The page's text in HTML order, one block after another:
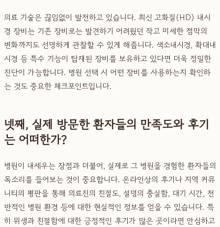
의료 기술은 끊임없이 발전하고 있습니다. 최신 고화질(HD) 내시
경 장비는 기존 장비로는 발견하기 어려웠던 작고 미세한 점막의
변화까지도 선명하게 관찰할 수 있게 해줍니다. 색소내시경, 확대내
시경 등 특수 기능이 탑재된 장비를 보유하고 있다면 더욱 정밀한
진단이 가능합니다. 병원 선택 시 어떤 장비를 사용하는지 확인하
는 것도 중요한 체크포인트입니다.
넷째, 실제 방문한 환자들의 만족도와 후기
는 어떠한가?
병원이 내세우는 장점과 더불어, 실제로 그 병원을 경험한 환자들의
목소리를 들어보는 것이 중요합니다. 온라인상의 후기나 지역 커뮤
니티의 평판을 통해 의료진의 친절도, 설명의 충실함, 대기 시간, 전
반적인 병원 환경 등에 대한 현실적인 정보를 얻을 수 있습니다. 특
히 위생과 친절함에 대한 긍정적인 후기가 많은 곳이라면 안심하고